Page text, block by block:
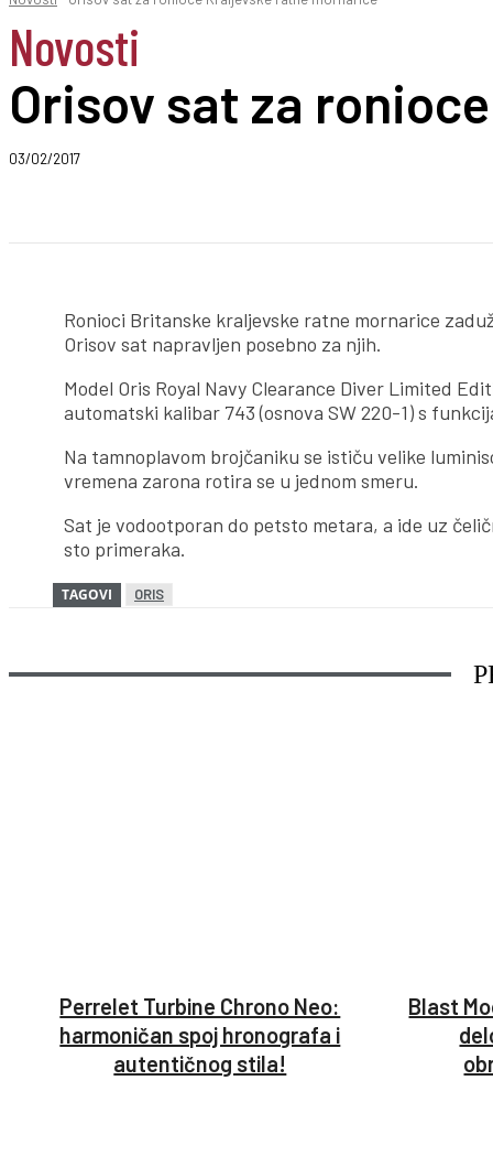
Novosti
Orisov sat za
03/02/2017
Ronioci Britanske kraljevske ratne mornarice
Orisov sat napravljen posebno za njih.
Model Oris Royal Navy Clearance Diver Limited
automatski kalibar 743 (osnova SW 220-1) s
Na tamnoplavom brojčaniku se ističu velike
vremena zarona rotira se u jednom smeru.
Sat je vodootporan do petsto metara, a ide uz
sto primeraka.
TAGOVI ORIS
Perrelet Turbine Chrono Neo:
harmoničan spoj hronografa i
autentičnog stila!
Blast